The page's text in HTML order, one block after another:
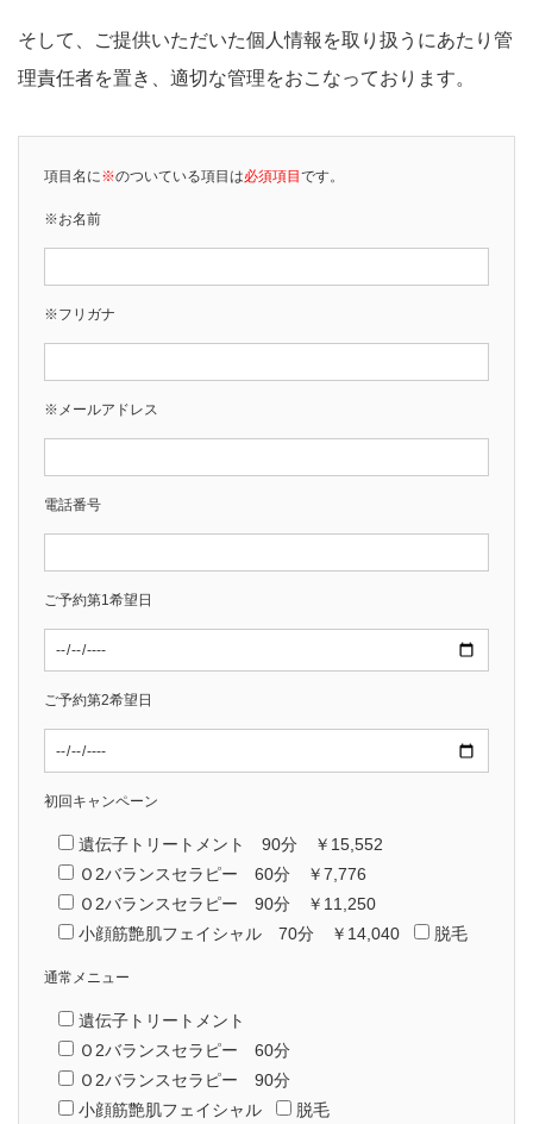
そして、ご提供いただいた個人情報を取り扱うにあたり管
理責任者を置き、適切な管理をおこなっております。
項目名に※のついている項目は必須項目 です。
※お名前
※フリガナ
※メールアドレス
電話番号
ご予約第1希望日
ご予約第2希望日
初回キャンペーン
遺伝子トリートメント 90分 ￥15,552
Ｏ2バランスセラピー 60分 ￥7,776
Ｏ2バランスセラピー 90分 ￥11,250
小顔筋艶肌フェイシャル 70分 ￥14,040
脱毛
通常メニュー
遺伝子トリートメント
Ｏ2バランスセラピー 60分
Ｏ2バランスセラピー 90分
小顔筋艶肌フェイシャル
脱毛